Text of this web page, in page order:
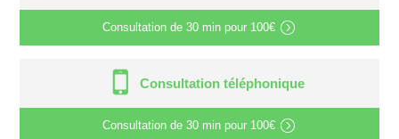
Consultation de 30 min pour 100€
Consultation téléphonique
Consultation de 30 min pour 100€